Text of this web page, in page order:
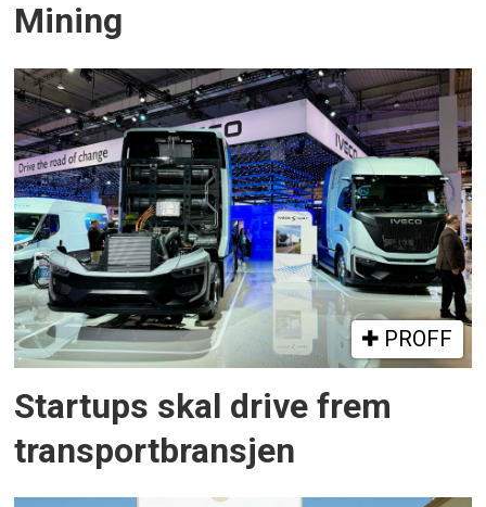
Mining
PROFF
Startups skal drive frem
transportbransjen